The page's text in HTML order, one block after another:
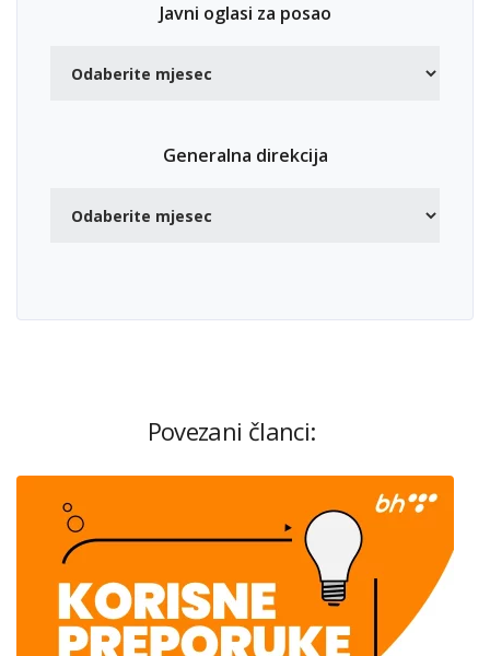
Javni oglasi za posao
Generalna direkcija
Povezani članci: